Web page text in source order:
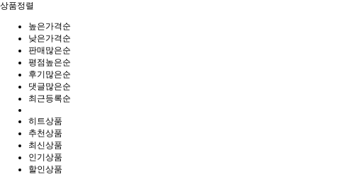
상품정렬
높은가격순
낮은가격순
판매많은순
평점높은순
후기많은순
댓글많은순
최근등록순
히트상품
추천상품
최신상품
인기상품
할인상품